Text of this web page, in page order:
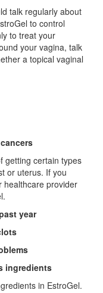
talk regularly about
to control
to treat your
your vagina, talk
a topical vaginal
getting certain types
or uterus. If you
healthcare provider
year
ingredients
in EstroGel.